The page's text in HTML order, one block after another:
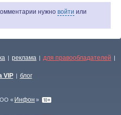
нужно войти или
| реклама | для правообладателей |
VIP | блог
« Инфон »